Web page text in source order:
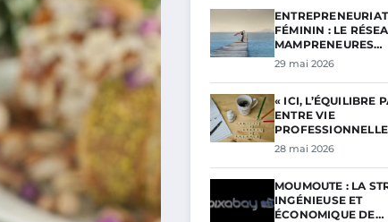
FÉMININ : LE
MAMPRENEURES…
29 mai 2026
« ICI, L’ÉQUILIBRE
ENTRE VIE
28 mai 2026
MOUMOUTE : LA
INGÉNIEUSE ET
ÉCONOMIQUE DE…